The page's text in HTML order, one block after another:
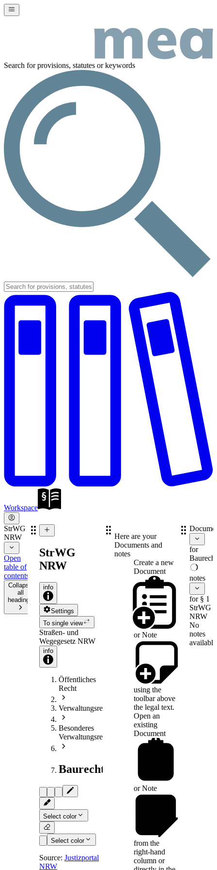
Search for provisions, statutes or keywords
Workspace
StrWG
NRW
Open
table of
contents
Collapse
all
headings
StrWG
NRW
info
Settings
To single view
Straßen- und
Wegegesetz NRW
info
Öffentliches
Recht
Verwaltungsrecht
Besonderes
Verwaltungsrecht
Baurecht
Select color
Select color
§ 1-
Source:Justizportal
NRW
Here are your
Documents and
notes
Create a new
Document
orNote
using the
toolbar above
the legal text.
Open an
existing
Document
orNote
from the
right-hand
column or
for
Baurecht
notes
for § 1
StrWG
NRW
No
notes